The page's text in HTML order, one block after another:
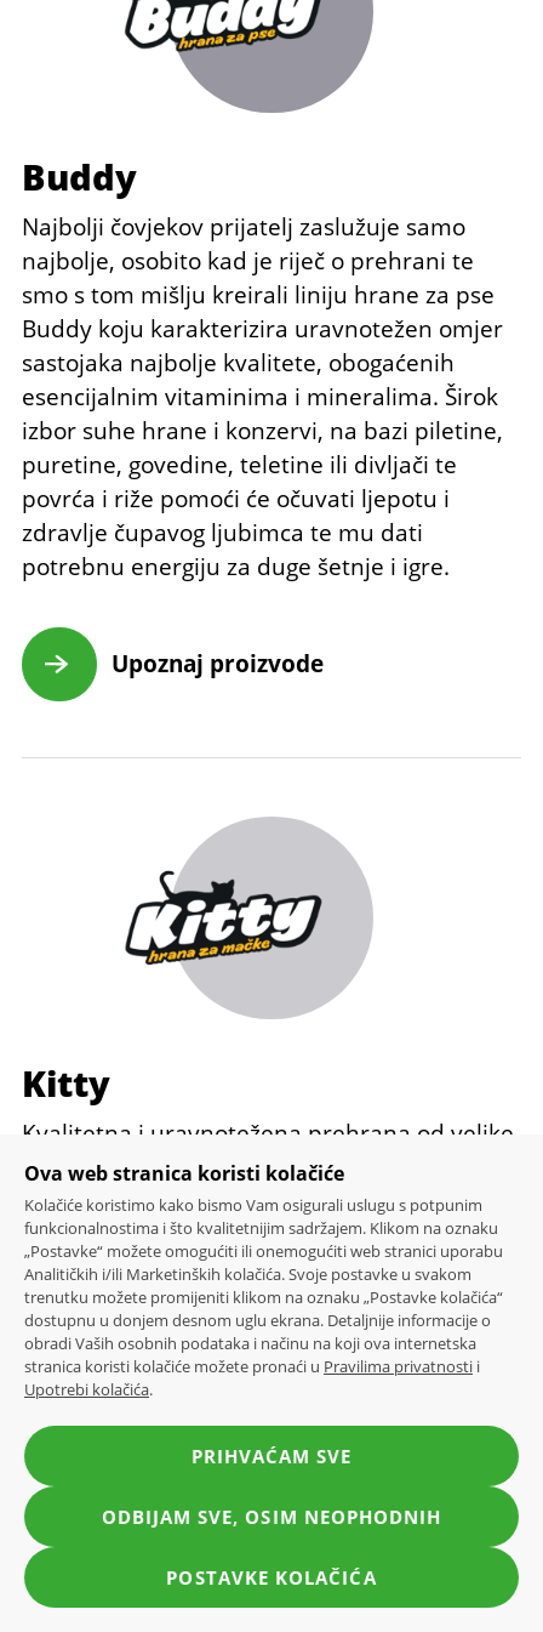
Buddy
Najbolji čovjekov prijatelj zaslužuje samo
najbolje, osobito kad je riječ o prehrani te
smo s tom mišlju kreirali liniju hrane za pse
Buddy koju karakterizira uravnotežen omjer
sastojaka najbolje kvalitete, obogaćenih
esencijalnim vitaminima i mineralima. Širok
izbor suhe hrane i konzervi, na bazi piletine,
puretine, govedine, teletine ili divljači te
povrća i riže pomoći će očuvati ljepotu i
zdravlje čupavog ljubimca te mu dati
potrebnu energiju za duge šetnje i igre.
Upoznaj proizvode
Kitty
Kvalitetna i uravnotežena prehrana od velike
je važnosti za zdravlje kućnih ljubimaca, stoga
u Konzumu nastojimo pomoći vlasnicima
mačaka da svojim miljenicama osiguraju
samo najbolje i najkvalitetnije sastojke. Linija
mačje hrane Kitty donosi im velik izbor suhe
hrane i konzervi s piletinom, puretinom,
govedinom, teletinom, divljači, ribom,
povrćem, žitaricama i drugim ukusnim
sastojcima obogaćenima bjelančevinama,
mineralima i drugim važnim dodacima.
Upoznaj proizvode
Ova web stranica koristi kolačiće
Kolačiće koristimo kako bismo Vam osigurali uslugu s potpunim
funkcionalnostima i što kvalitetnijim sadržajem. Klikom na oznaku
„Postavke“ možete omogućiti ili onemogućiti web stranici uporabu
Analitičkih i/ili Marketinških kolačića. Svoje postavke u svakom
trenutku možete promijeniti klikom na oznaku „Postavke kolačića“
dostupnu u donjem desnom uglu ekrana. Detaljnije informacije o
obradi Vaših osobnih podataka i načinu na koji ova internetska
stranica koristi kolačiće možete pronaći u Pravilima privatnosti i
Upotrebi kolačića.
ODBIJAM SVE, OSIM NEOPHODNIH
POSTAVKE KOLAČIĆA
PRIHVAĆAM SVE